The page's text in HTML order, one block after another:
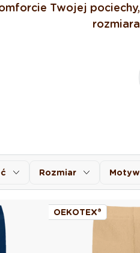
Twojej
Rozmiar Motyw
OEKOTEX®